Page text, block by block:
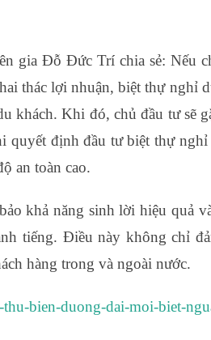
gia Đỗ Đức Trí chia sẻ: Nếu
thác lợi nhuận, biệt thự nghỉ
khách. Khi đó, chủ đầu tư sẽ
quyết định đầu tư biệt thự
an toàn cao.
khả năng sinh lời hiệu quả
tiếng. Điều này không chỉ
hàng trong và ngoài nước.